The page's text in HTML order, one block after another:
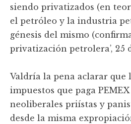
siendo privatizados (en
el petróleo y la industria
génesis del mismo
privatización petrolera’, 25
Valdría la pena aclarar que
impuestos que paga
neoliberales priístas y
desde la misma